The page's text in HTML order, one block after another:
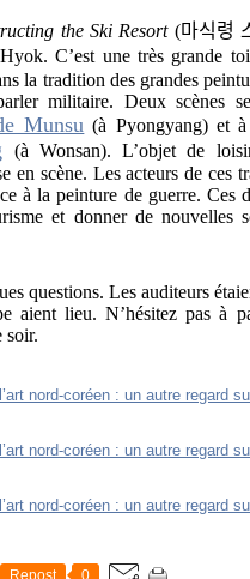
the Ski Resort(마식령
C’est une très grande
la tradition des grandes
militaire. Deux scènes
Munsu (à Pyongyang) et
(à Wonsan). L’objet de
en scène. Les acteurs de ces
à la peinture de guerre. Ces
et donner de nouvelles
questions. Les auditeurs
aient lieu. N’hésitez pas à
soir.
Repost 0